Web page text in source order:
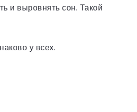
и выровнять сон. Такой
у всех.